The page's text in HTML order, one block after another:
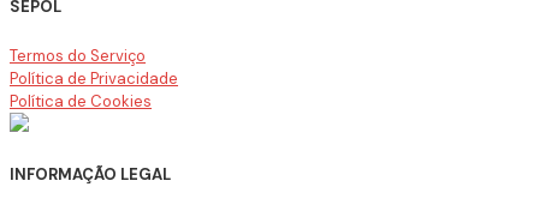
SEPOL
Termos do Serviço
Política de Privacidade
Política de Cookies
INFORMAÇÃO LEGAL